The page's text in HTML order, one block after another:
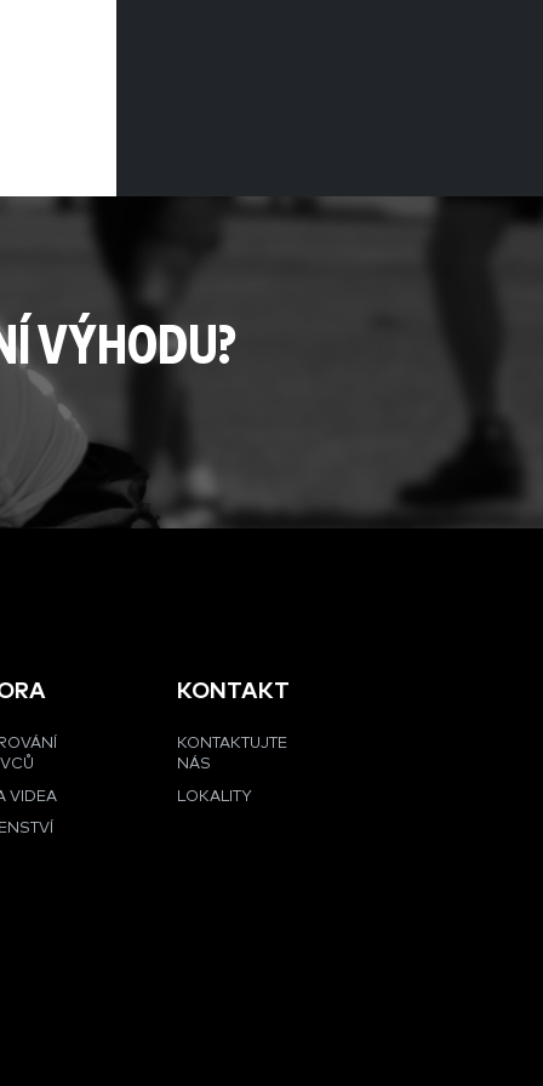
VÝHODU?
VIDEA
KONTAKT
KONTAKTUJTE
NÁS
LOKALITY